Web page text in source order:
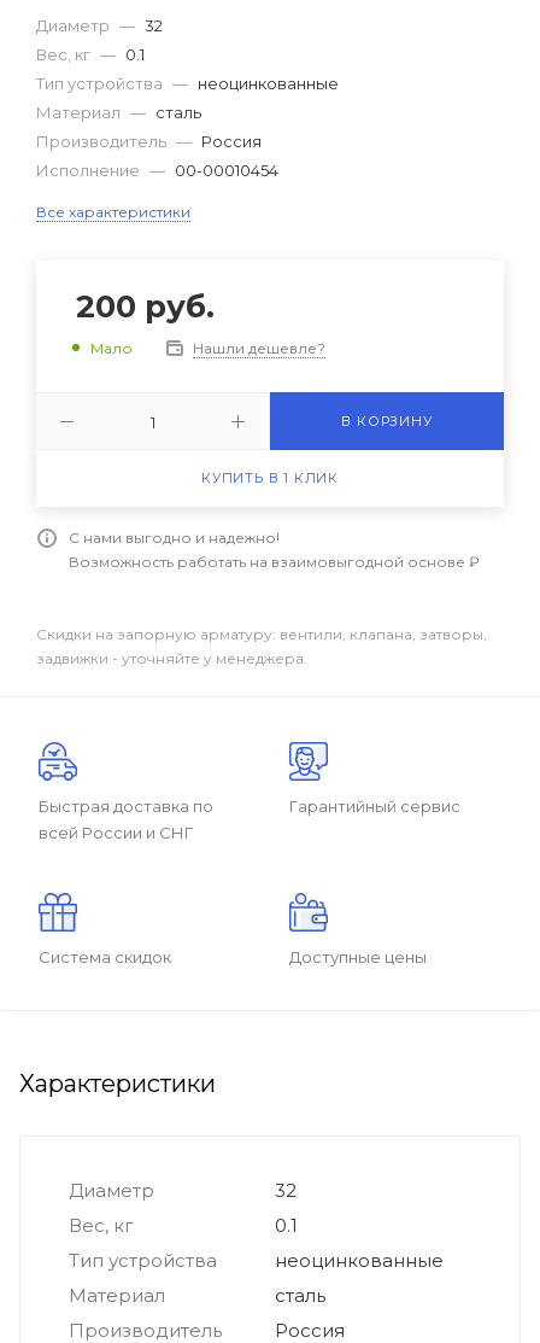
Диаметр — 32
Вес, кг — 0.1
Тип устройства — неоцинкованные
Материал — сталь
Производитель — Россия
Исполнение — 00-00010454
Все характеристики
200 руб.
Мало Нашли дешевле?
В КОРЗИНУ
КУПИТЬ В 1 КЛИК
С нами выгодно и надежно!
Возможность работать на взаимовыгодной основе ₽
Скидки на запорную арматуру: вентили, клапана, затворы,
задвижки - уточняйте у менеджера.
Быстрая доставка по
всей России и СНГ
Гарантийный сервис
Система скидок Доступные цены
Характеристики
Диаметр
32
Вес, кг
0.1
Тип устройства
неоцинкованные
Материал
сталь
Производитель
Россия